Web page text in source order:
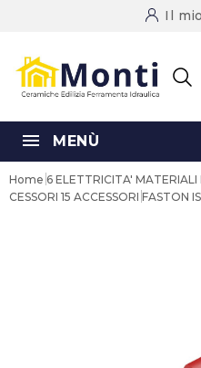
Il
MENÙ
Home 6 ELETTRICITA' MATERIALI
CESSORI 15 ACCESSORI FASTON